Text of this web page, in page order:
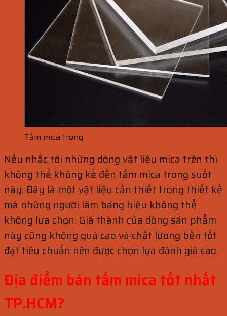
Tấm mica trong
Nếu nhắc tới những dòng vật liệu mica trên thì
không thể không kể đến tấm mica trong suốt
này. Đây là một vật liệu cần thiết trong thiết kế
mà những người làm bảng hiệu không thể
không lựa chọn. Giá thành của dòng sản phẩm
này cũng không quá cao và chất lượng bền tốt
đạt tiêu chuẩn nên được chọn lựa đánh giá cao.
Địa điểm bán tấm mica tốt nhất
TP.HCM?